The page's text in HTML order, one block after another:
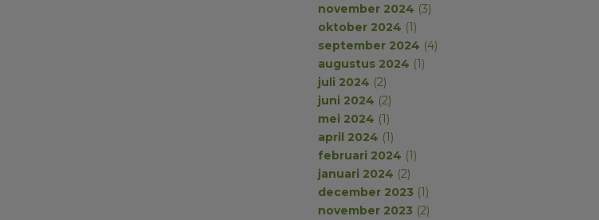
november 2024 (3)
oktober 2024 (1)
september 2024 (4)
augustus 2024 (1)
juli 2024 (2)
juni 2024 (2)
mei 2024 (1)
april 2024 (1)
februari 2024 (1)
januari 2024 (2)
december 2023 (1)
november 2023 (2)